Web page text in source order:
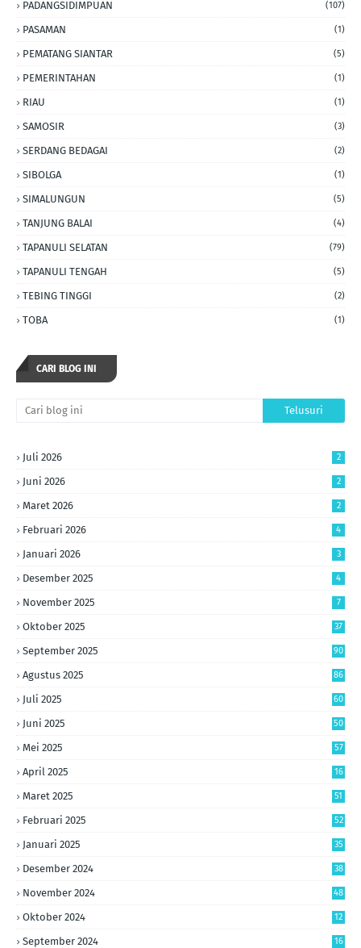
PADANGSIDIMPUAN (107)
PASAMAN (1)
PEMATANG SIANTAR (5)
PEMERINTAHAN (1)
RIAU (1)
SAMOSIR (3)
SERDANG BEDAGAI (2)
SIBOLGA (1)
SIMALUNGUN (5)
TANJUNG BALAI (4)
TAPANULI SELATAN (79)
TAPANULI TENGAH (5)
TEBING TINGGI (2)
TOBA (1)
CARI BLOG INI
Juli 2026 2
Juni 2026 2
Maret 2026 2
Februari 2026 4
Januari 2026 3
Desember 2025 4
November 2025 7
Oktober 2025 37
September 2025 90
Agustus 2025 86
Juli 2025 60
Juni 2025 50
Mei 2025 57
April 2025 16
Maret 2025 51
Februari 2025 52
Januari 2025 35
Desember 2024 38
November 2024 48
Oktober 2024 12
September 2024 16